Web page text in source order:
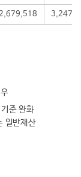
준 완화
일반재산